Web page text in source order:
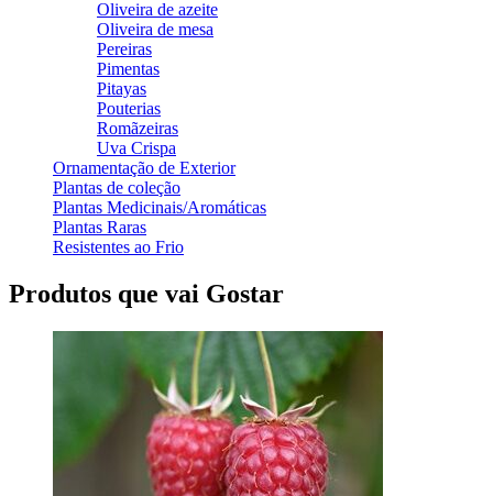
Oliveira de azeite
Oliveira de mesa
Pereiras
Pimentas
Pitayas
Pouterias
Romãzeiras
Uva Crispa
Ornamentação de Exterior
Plantas de coleção
Plantas Medicinais/Aromáticas
Plantas Raras
Resistentes ao Frio
Produtos que vai Gostar